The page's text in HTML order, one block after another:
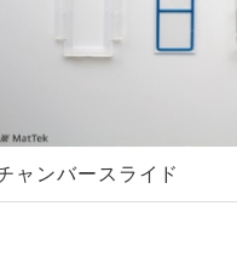
ャンバースライド